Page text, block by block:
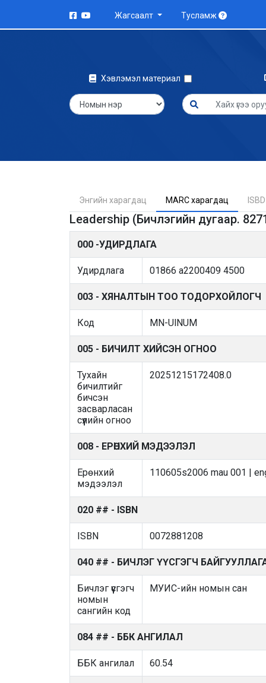
Жагсаалт Тусламж
Хэвлэмэл материал
Энгийн харагдац MARC харагдац
Leadership (Бичлэгийн дугаар.
000 -УДИРДЛАГА
Удирдлага 01866 a2200409 4500
003 - ХЯНАЛТЫН ТОО ТОДОРХОЙЛОГЧ
Код MN-UlNUM
005 - БИЧИЛТ ХИЙСЭН ОГНОО
Тухайн
бичилтийг
бичсэн
засварласан
сүүлийн огноо
20251215172408.0
008 - ЕРӨНХИЙ МЭДЭЭЛЭЛ
Ерөнхий
мэдээлэл
110605s2006 mau 001 |
020 ## - ISBN
ISBN 0072881208
040 ## - БИЧЛЭГ ҮҮСГЭГЧ
Бичлэг үүсгэгч
номын
сангийн код
МУИС-ийн номын сан
084 ## - ББК АНГИЛАЛ
ББК ангилал 60.54